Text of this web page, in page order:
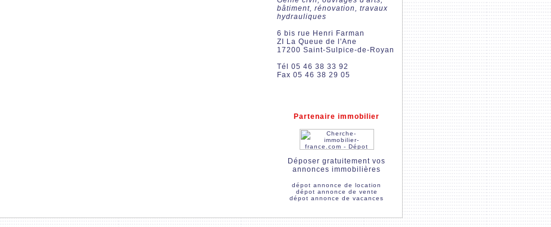
bâtiment, rénovation, travaux
hydrauliques
6 bis rue Henri Farman
ZI La Queue de l'Ane
17200 Saint-Sulpice-de-Royan
Tél 05 46 38 33 92
Fax 05 46 38 29 05
Partenaire immobilier
Déposer gratuitement vos
annonces immobilières
dépot annonce de location
dépot annonce de vente
dépot annonce de vacances